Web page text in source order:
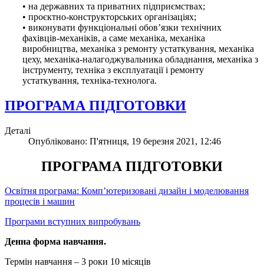
• на державних та приватних підприємствах;
• проєктно-конструкторських організаціях;
• виконувати функціональні обов’язки технічних
фахівців-механіків, а саме механіка, механіка
виробництва, механіка з ремонту устаткування, механіка
цеху, механіка-налагоджувальника обладнання, механіка з
інструменту, техніка з експлуатації і ремонту
устаткування, техніка-технолога.
ПРОГРАМА ПІДГОТОВКИ
Деталі
Опубліковано: П'ятниця, 19 березня 2021, 12:46
ПРОГРАМА ПІДГОТОВКИ
Освітня програма: Комп’ютеризовані дизайн і моделювання
процесів і машин
Програми вступних випробувань
Денна форма навчання.
Термін навчання – 3 роки 10 місяців